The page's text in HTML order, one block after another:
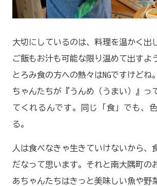
大切にしているのは、料理を温かく出
ご飯もお汁も可能な限り温めて出すよ
とろみ食の方への熱々はNGですけどね
ちゃんたちが『うんめ（うまい）』っ
てくれるんです。同じ「食」でも、
る。
人は食べなきゃ生きていけないから、
だなって思います。それと南大隅町の
あちゃんたちはきっと美味しい魚や野